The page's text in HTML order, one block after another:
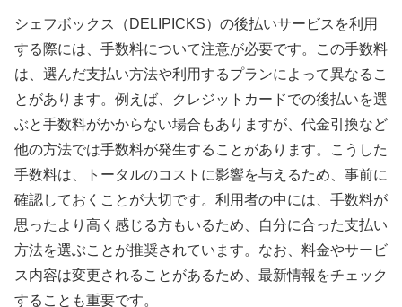
シェフボックス（DELIPICKS）の後払いサービスを利用
する際には、手数料について注意が必要です。この手数料
は、選んだ支払い方法や利用するプランによって異なるこ
とがあります。例えば、クレジットカードでの後払いを選
ぶと手数料がかからない場合もありますが、代金引換など
他の方法では手数料が発生することがあります。こうした
手数料は、トータルのコストに影響を与えるため、事前に
確認しておくことが大切です。利用者の中には、手数料が
思ったより高く感じる方もいるため、自分に合った支払い
方法を選ぶことが推奨されています。なお、料金やサービ
ス内容は変更されることがあるため、最新情報をチェック
することも重要です。